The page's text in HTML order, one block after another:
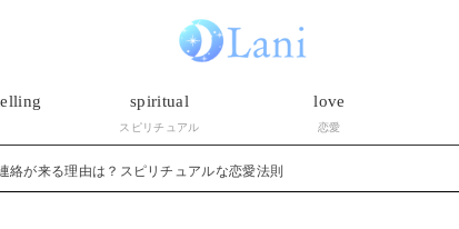
spiritual
スピリチュアル
love
恋愛
絡が来る理由は？スピリチュアルな恋愛法則